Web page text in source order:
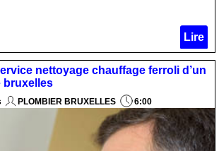
Lire
nettoyage chauffage ferroli d’un
bruxelles
PLOMBIER BRUXELLES 6:00